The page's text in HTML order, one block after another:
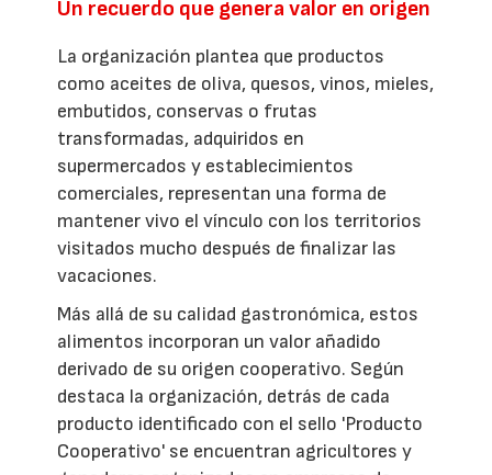
Un recuerdo que genera valor en origen
La organización plantea que productos
como aceites de oliva, quesos, vinos, mieles,
embutidos, conservas o frutas
transformadas, adquiridos en
supermercados y establecimientos
comerciales, representan una forma de
mantener vivo el vínculo con los territorios
visitados mucho después de finalizar las
vacaciones.
Más allá de su calidad gastronómica, estos
alimentos incorporan un valor añadido
derivado de su origen cooperativo. Según
destaca la organización, detrás de cada
producto identificado con el sello 'Producto
Cooperativo' se encuentran agricultores y